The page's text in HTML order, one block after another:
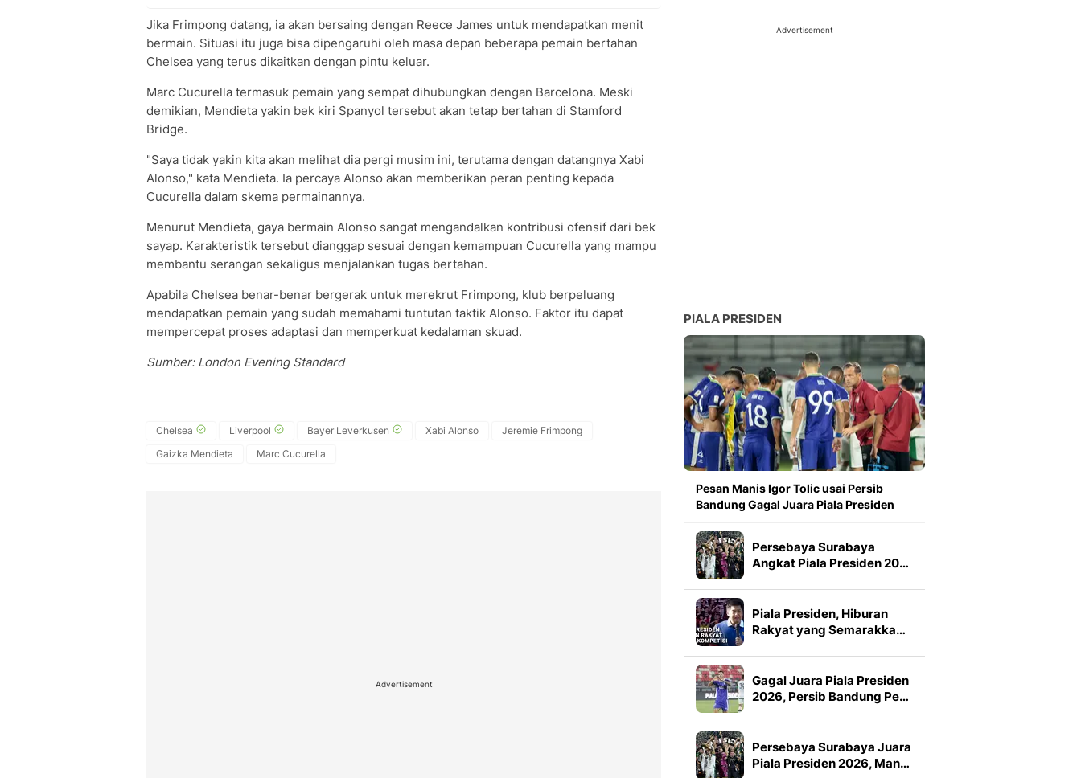
Jika Frimpong datang, ia akan bersaing dengan Reece James untuk mendapatkan menit
bermain. Situasi itu juga bisa dipengaruhi oleh masa depan beberapa pemain bertahan
Chelsea yang terus dikaitkan dengan pintu keluar.
Marc Cucurella termasuk pemain yang sempat dihubungkan dengan Barcelona. Meski
demikian, Mendieta yakin bek kiri Spanyol tersebut akan tetap bertahan di Stamford
Bridge.
"Saya tidak yakin kita akan melihat dia pergi musim ini, terutama dengan datangnya Xabi
Alonso," kata Mendieta. Ia percaya Alonso akan memberikan peran penting kepada
Cucurella dalam skema permainannya.
Menurut Mendieta, gaya bermain Alonso sangat mengandalkan kontribusi ofensif dari bek
sayap. Karakteristik tersebut dianggap sesuai dengan kemampuan Cucurella yang mampu
membantu serangan sekaligus menjalankan tugas bertahan.
Apabila Chelsea benar-benar bergerak untuk merekrut Frimpong, klub berpeluang
mendapatkan pemain yang sudah memahami tuntutan taktik Alonso. Faktor itu dapat
mempercepat proses adaptasi dan memperkuat kedalaman skuad.
Sumber: London Evening Standard
Chelsea Liverpool Bayer Leverkusen Xabi Alonso
Jeremie Frimpong
Gaizka Mendieta
Marc Cucurella
Advertisement
Advertisement
PIALA PRESIDEN
Pesan Manis Igor Tolic usai Persib
Bandung Gagal Juara Piala Presiden
Persebaya Surabaya
Angkat Piala Presiden 20…
Piala Presiden, Hiburan
Rakyat yang Semarakka…
Gagal Juara Piala Presiden
2026, Persib Bandung Pe…
Persebaya Surabaya Juara
Piala Presiden 2026, Man…